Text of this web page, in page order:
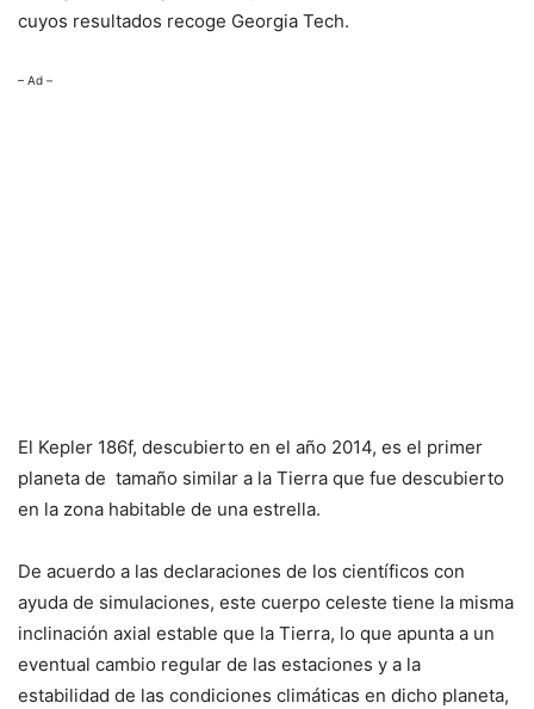
cuyos resultados recoge Georgia Tech.
– Ad –
El Kepler 186f, descubierto en el año 2014, es el primer
planeta de tamaño similar a la Tierra que fue descubierto
en la zona habitable de una estrella.
De acuerdo a las declaraciones de los científicos con
ayuda de simulaciones, este cuerpo celeste tiene la misma
inclinación axial estable que la Tierra, lo que apunta a un
eventual cambio regular de las estaciones y a la
estabilidad de las condiciones climáticas en dicho planeta,